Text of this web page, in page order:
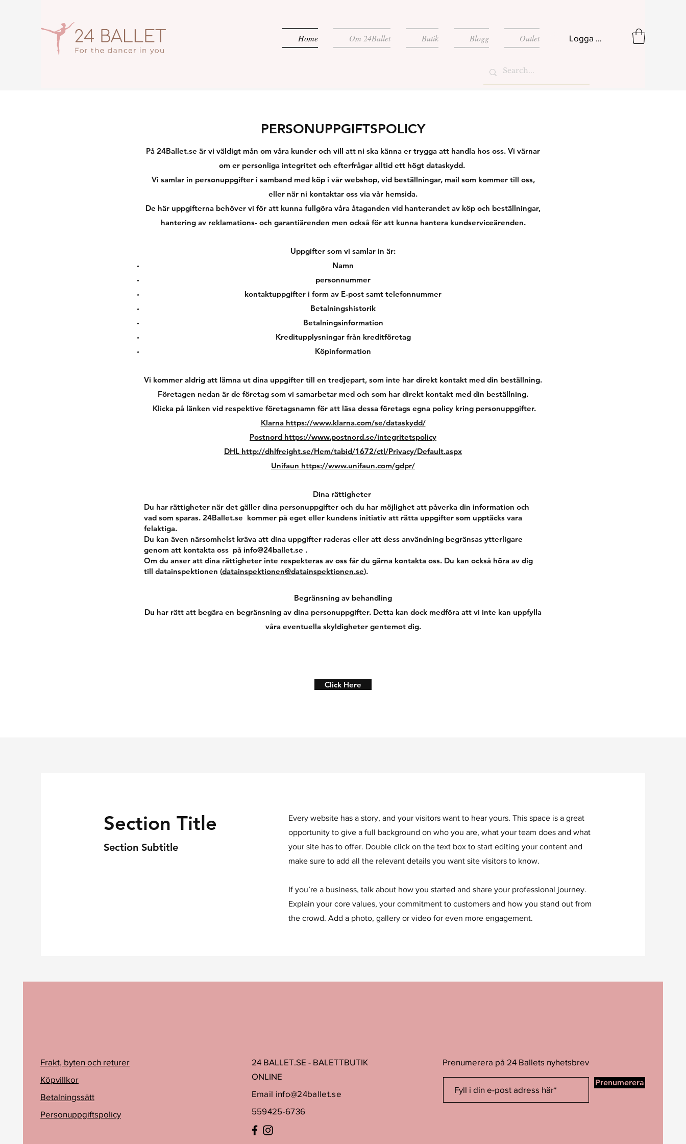
Home Om 24Ballet Butik Blogg Outlet Logga in
PERSONUPPGIFTSPOLICY
På 24Ballet.se är vi väldigt mån om våra kunder och vill att ni ska känna er trygga att handla hos oss. Vi värnar
om er personliga integritet och efterfrågar alltid ett högt dataskydd.
Vi samlar in personuppgifter i samband med köp i vår webshop, vid beställningar, mail som kommer till oss,
eller när ni kontaktar oss via vår hemsida.
De här uppgifterna behöver vi för att kunna fullgöra våra åtaganden vid hanterandet av köp och beställningar,
hantering av reklamations- och garantiärenden men också för att kunna hantera kundserviceärenden.
Uppgifter som vi samlar in är:
Namn
personnummer
kontaktuppgifter i form av E-post samt telefonnummer
Betalningshistorik
Betalningsinformation
Kreditupplysningar från kreditföretag
Köpinformation
Vi kommer aldrig att lämna ut dina uppgifter till en tredjepart, som inte har direkt kontakt med din beställning.
Företagen nedan är de företag som vi samarbetar med och som har direkt kontakt med din beställning.
Klicka på länken vid respektive företagsnamn för att läsa dessa företags egna policy kring personuppgifter.
Klarna https://www.klarna.com/se/dataskydd/
Postnord https://www.postnord.se/integritetspolicy
DHL http://dhlfreight.se/Hem/tabid/1672/ctl/Privacy/Default.aspx
Unifaun https://www.unifaun.com/gdpr/
Dina rättigheter
Du har rättigheter när det gäller dina personuppgifter och du har möjlighet att påverka din information och
vad som sparas. 24Ballet.se kommer på eget eller kundens initiativ att rätta uppgifter som upptäcks vara
felaktiga.
Du kan även närsomhelst kräva att dina uppgifter raderas eller att dess användning begränsas ytterligare
genom att kontakta oss på info@24ballet.se .
Om du anser att dina rättigheter inte respekteras av oss får du gärna kontakta oss. Du kan också höra av dig
till datainspektionen (datainspektionen@datainspektionen.se).
Begränsning av behandling
Du har rätt att begära en begränsning av dina personuppgifter. Detta kan dock medföra att vi inte kan uppfylla
våra eventuella skyldigheter gentemot dig.
Click Here
Section Title
Section Subtitle
Every website has a story, and your visitors want to hear yours. This space is a great
opportunity to give a full background on who you are, what your team does and what
your site has to offer. Double click on the text box to start editing your content and
make sure to add all the relevant details you want site visitors to know.
If you’re a business, talk about how you started and share your professional journey.
Explain your core values, your commitment to customers and how you stand out from
the crowd. Add a photo, gallery or video for even more engagement.
Frakt, byten och returer
Köpvillkor
Betalningssätt
Personuppgiftspolicy
24 BALLET.SE - BALETTBUTIK
ONLINE
Email info@24ballet.se
559425-6736
Prenumerera på 24 Ballets nyhetsbrev
Prenumerera